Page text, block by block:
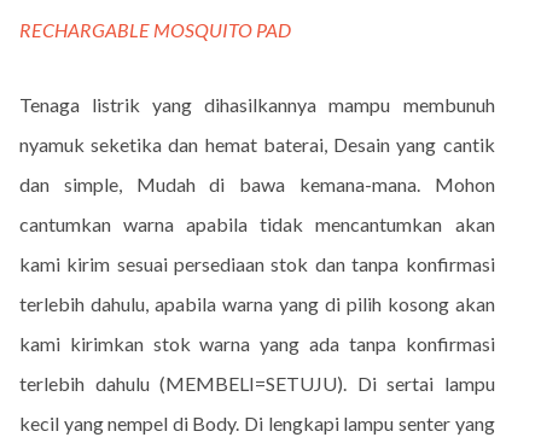
RECHARGABLE MOSQUITO PAD
Tenaga listrik yang dihasilkannya mampu membunuh
nyamuk seketika dan hemat baterai, Desain yang cantik
dan simple, Mudah di bawa kemana-mana. Mohon
cantumkan warna apabila tidak mencantumkan akan
kami kirim sesuai persediaan stok dan tanpa konfirmasi
terlebih dahulu, apabila warna yang di pilih kosong akan
kami kirimkan stok warna yang ada tanpa konfirmasi
terlebih dahulu (MEMBELI=SETUJU). Di sertai lampu
kecil yang nempel di Body. Di lengkapi lampu senter yang